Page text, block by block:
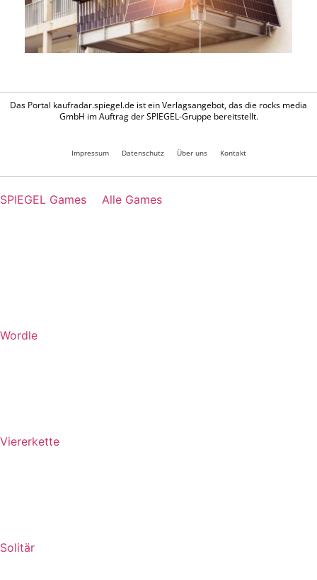
Das Portal kaufradar.spiegel.de ist ein Verlagsangebot, das die rocks media
GmbH im Auftrag der SPIEGEL-Gruppe bereitstellt.
Impressum Datenschutz Über uns Kontakt
SPIEGEL Games Alle Games
Wordle
Viererkette
Solitär